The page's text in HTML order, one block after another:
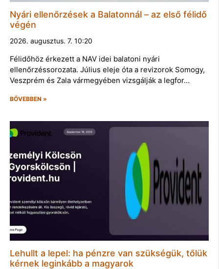
Nyári ellenőrzések a Balatonnál – az első félidő
végén
2026. augusztus. 7. 10:20
Félidőhöz érkezett a NAV idei balatoni nyári
ellenőrzéssorozata. Július eleje óta a revizorok Somogy,
Veszprém és Zala vármegyében vizsgálják a legfor…
BŐVEBBEN »
Lehullt a lepel: ha pénzre van szükségük, tőlük
kérnek leginkább a magyarok